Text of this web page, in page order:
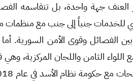
العنف جهة واحدة، بل تتقاسمه
للخدمات جنباً إلى جنب مع
الفصائل وقوى الأمن السورية.
الثامن واللجان المركزية،